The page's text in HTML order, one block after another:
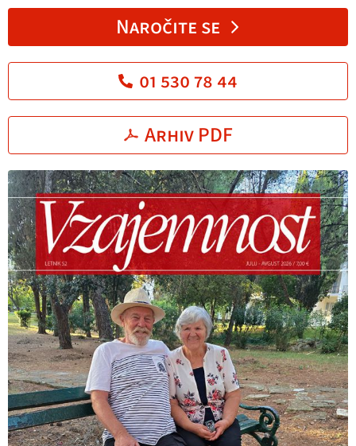
Naročite se
01 530 78 44
Arhiv PDF